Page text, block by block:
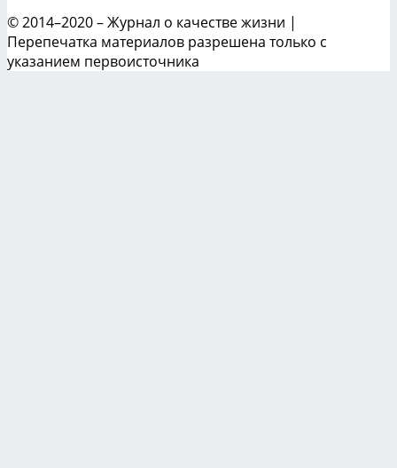
© 2014–2020 – Журнал о качестве жизни |
Перепечатка материалов разрешена только с
указанием первоисточника